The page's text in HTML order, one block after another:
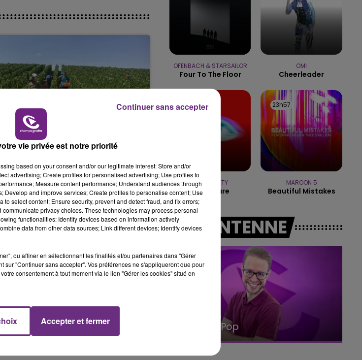
10h00 - 14h00
LE TICKET DE CAISSE
DU TRAVAIL RAPPELLE À
LES CONDITIONS DE...
dates de début des vendange
Travail en profite pour rappeler
de...
OFENBACH & STARSAILOR
Four To The Floor
OMI
Cheerleader
0h00
0h00
TEMPER CITY
Self Aware
23h57
23h57
MAROON 5
Beautiful Mistakes
A L'ANTENNE
- 14h00
DE CAISSE
14h00 - 15h00
La Radio Pop
vie privée est notre priorité
based on your consent and/or our legitimate interest: Store and/or
advertising; Create profiles for personalised advertising; Use profiles to
Measure content performance; Understand audiences through
Develop and improve services; Create profiles to personalise content; Use
select content; Ensure security, prevent and detect fraud, and fix errors;
privacy choices. These technologies may process personal
functionalities: Identify devices based on information actively
data from other data sources; Link different devices; Identify devices
ou affiner en sélectionnant les finalités et/ou partenaires dans "Gérer
sur "Continuer sans accepter". Vos préférences ne s'appliqueront que pour
consentement à tout moment via le lien "Gérer les cookies" situé en
Accepter et fermer
Continuer sans accepter